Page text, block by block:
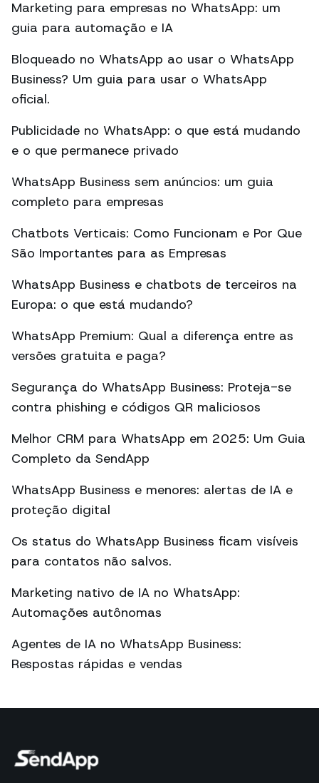
Marketing para empresas no WhatsApp: um
guia para automação e IA
Bloqueado no WhatsApp ao usar o WhatsApp
Business? Um guia para usar o WhatsApp
oficial.
Publicidade no WhatsApp: o que está mudando
e o que permanece privado
WhatsApp Business sem anúncios: um guia
completo para empresas
Chatbots Verticais: Como Funcionam e Por Que
São Importantes para as Empresas
WhatsApp Business e chatbots de terceiros na
Europa: o que está mudando?
WhatsApp Premium: Qual a diferença entre as
versões gratuita e paga?
Segurança do WhatsApp Business: Proteja-se
contra phishing e códigos QR maliciosos
Melhor CRM para WhatsApp em 2025: Um Guia
Completo da SendApp
WhatsApp Business e menores: alertas de IA e
proteção digital
Os status do WhatsApp Business ficam visíveis
para contatos não salvos.
Marketing nativo de IA no WhatsApp:
Automações autônomas
Agentes de IA no WhatsApp Business:
Respostas rápidas e vendas